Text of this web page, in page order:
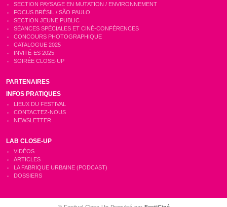
SECTION PAYSAGE EN MUTATION / ENVIRONNEMENT
FOCUS BRÉSIL / SÃO PAULO
SECTION JEUNE PUBLIC
SÉANCES SPÉCIALES ET CINÉ-CONFÉRENCES
CONCOURS PHOTOGRAPHIQUE
CATALOGUE 2025
INVITÉ·ES 2025
SOIRÉE CLOSE-UP
PARTENAIRES
INFOS PRATIQUES
LIEUX DU FESTIVAL
CONTACTEZ-NOUS
NEWSLETTER
LAB CLOSE-UP
VIDÉOS
ARTICLES
LA FABRIQUE URBAINE (PODCAST)
DOSSIERS